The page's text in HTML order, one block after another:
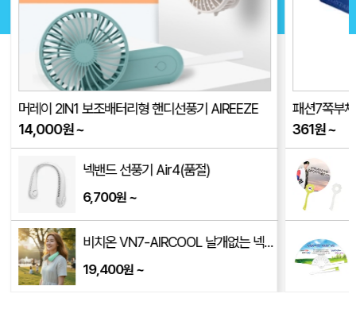
머레이 2IN1 보조배터리형 핸디선풍기 AIREEZE
14,000원~
넥밴드 선풍기 Air4(품절)
6,700원~
비치온 VN7-AIRCOOL 날개없는 넥밴드형 선풍기 목풍기
19,400원~
361원~